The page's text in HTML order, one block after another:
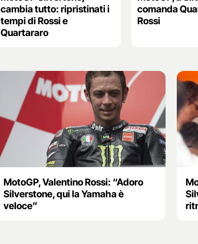
cambia tutto: ripristinati i
tempi di Rossi e
Quartararo
comanda
Rossi
MotoGP, Valentino Rossi: “Adoro
Silverstone, qui la Yamaha è
veloce”